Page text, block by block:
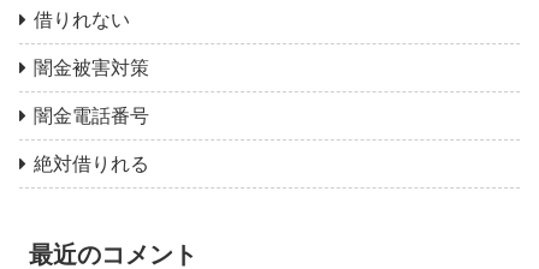
借りれない
闇金被害対策
闇金電話番号
絶対借りれる
最近のコメント